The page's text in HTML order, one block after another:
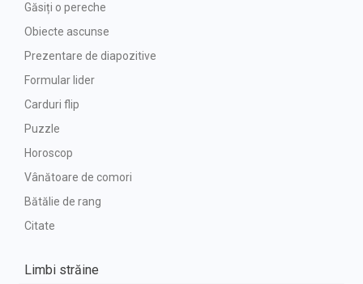
Găsiți o pereche
Obiecte ascunse
Prezentare de diapozitive
Formular lider
Carduri flip
Puzzle
Horoscop
Vânătoare de comori
Bătălie de rang
Citate
Limbi străine